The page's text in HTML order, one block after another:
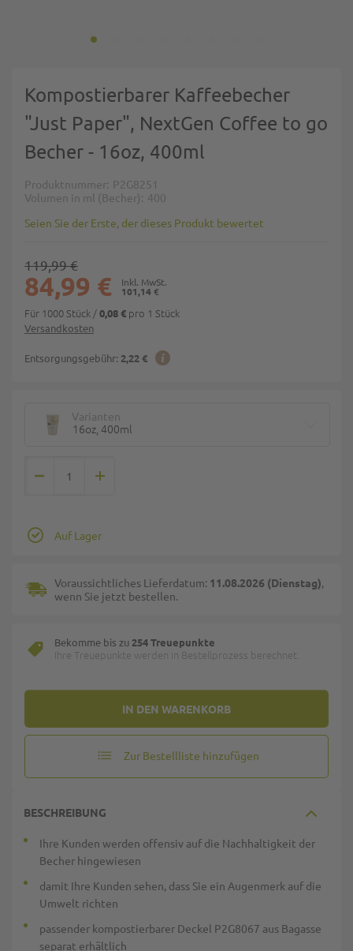
Kompostierbarer Kaffeebecher
"Just Paper", NextGen Coffee to go
Becher - 16oz, 400ml
Produktnummer P2G8251
Volumen in ml (Becher)
400
Seien Sie der Erste, der dieses Produkt bewertet
Versandkosten
Entsorgungsgebühr: 2,22 €
101,14 €
84,99 €
119,99 €
Für 1000 Stück /0,08 € pro 1 Stück
Varianten
16oz, 400ml
IN DEN WARENKORB
Auf Lager
Voraussichtliches Lieferdatum: 11.08.2026 (Dienstag),
wenn Sie jetzt bestellen.
Bekomme bis zu 254 Treuepunkte
Ihre Treuepunkte werden in Bestellprozess berechnet.
Zur Bestellliste hinzufügen
BESCHREIBUNG
Ihre Kunden werden offensiv auf die Nachhaltigkeit der
Becher hingewiesen
damit Ihre Kunden sehen, dass Sie ein Augenmerk auf die
Umwelt richten
passender kompostierbarer Deckel P2G8067 aus Bagasse
separat erhältlich